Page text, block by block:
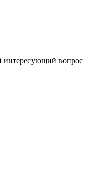
интересующий вопрос